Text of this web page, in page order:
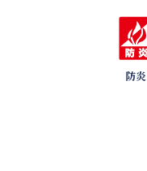
防炎